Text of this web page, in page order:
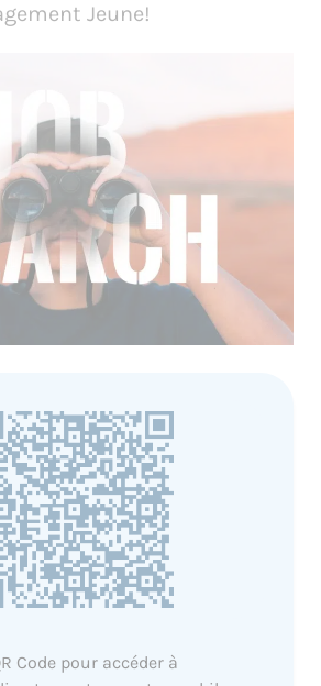
Jeune!
Code pour accéder à